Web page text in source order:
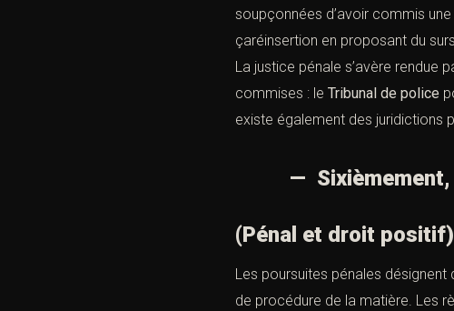
soupçonnées d’avoir commis
çaréinsertion en proposant du
La justice pénale s’avère rendue
commises : le Tribunal de police
existe également des juridictions
— Sixièmement,
(Pénal et droit positif)
Les poursuites pénales
de procédure de la matière. Les